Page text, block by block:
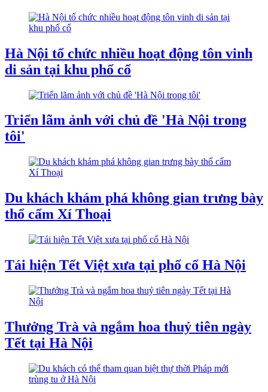
Hà Nội tổ chức nhiều hoạt động tôn vinh
di sản tại khu phố cổ
Triển lãm ảnh với chủ đề 'Hà Nội trong
tôi'
Du khách khám phá không gian trưng bày
thổ cẩm Xí Thoại
Tái hiện Tết Việt xưa tại phố cổ Hà Nội
Thưởng Trà và ngắm hoa thuỷ tiên ngày
Tết tại Hà Nội